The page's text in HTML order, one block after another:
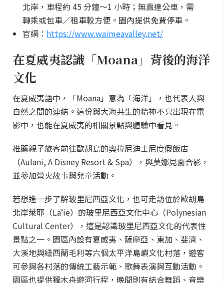
北岸，車程約 45 分鐘～1 小時；無直達公車，需
轉乘或包車／租車較方便。園內提供免費停車。
官網： https://www.waimeavalley.net/
在夏威夷認識「Moana」背後的海洋
文化
在夏威夷語中，「Moana」意為「海洋」，也代表人與
自然之間的連結。這份與大海共生的精神不只出現在電
影中，也能在夏威夷的相關景點與體驗中看見。
推薦親子旅客前往歐胡島的奧拉尼迪士尼度假飯店
（Aulani, A Disney Resort & Spa），與莫娜見面合影，
並參加營火故事與兒童活動。
若想進一步了解玻里尼西亞文化，也可走訪位於歐胡島
北岸萊耶（Lāʻie）的玻里尼西亞文化中心（Polynesian
Cultural Center），這是認識玻里尼西亞文化的代表性
景點之一。園區內設有夏威夷、薩摩亞、東加、斐濟、
大溪地與紐西蘭毛利等六個太平洋島嶼文化村落，遊客
可參與各村落的傳統工藝示範、歌舞表演與互動活動。
園區也提供獨木舟遊河行程，晚間則有結合舞蹈、音樂